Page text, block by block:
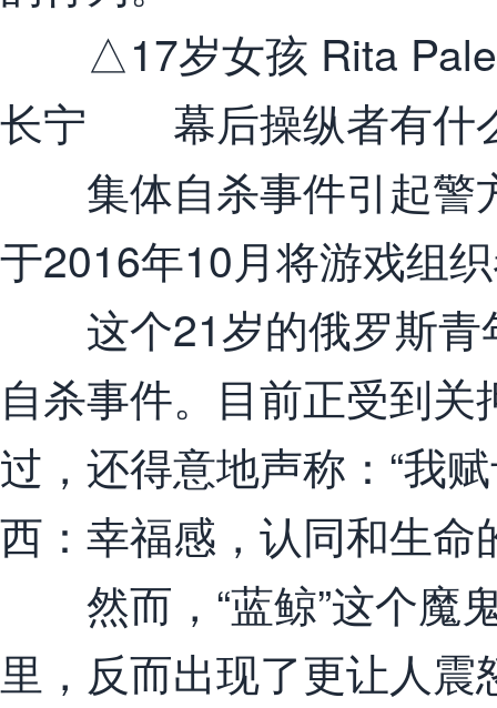
△17岁女孩 Rita
长宁 幕后操纵者有什
集体自杀事件引起警
于2016年10月将游戏组
这个21岁的俄罗斯青
自杀事件。目前正受到
过，还得意地声称：“我
西：幸福感，认同和生命
然而，“蓝鲸”这个魔
里，反而出现了更让人